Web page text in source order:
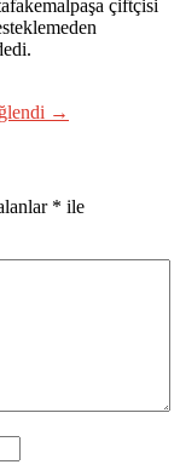
çiftçisi
→
* ile